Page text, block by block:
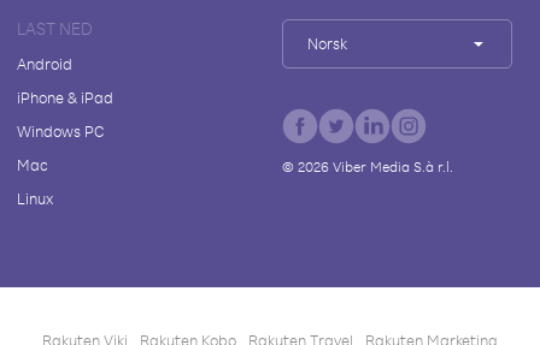
LAST NED
Android
iPhone & iPad
Windows PC
Mac
Linux
Norsk
© 2026Viber Media S.à r.l.
Rakuten Viki Rakuten Kobo Rakuten Travel Rakuten Marketing